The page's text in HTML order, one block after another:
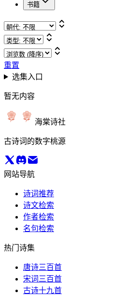
书籍
重置
选集入口
暂无内容
海棠诗社
古诗词的数字桃源
网站导航
诗词推荐
诗文检索
作者检索
名句检索
热门诗集
唐诗三百首
宋词三百首
古诗十九首